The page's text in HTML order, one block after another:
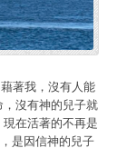
著我，沒有人能
沒有神的兒子就
在活著的不再是
是因信神的兒子